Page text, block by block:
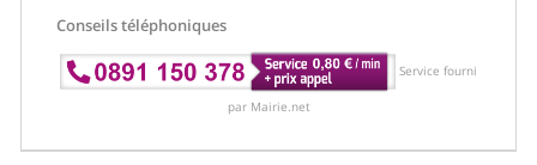
Conseils téléphoniques
Service fourni
par Mairie.net